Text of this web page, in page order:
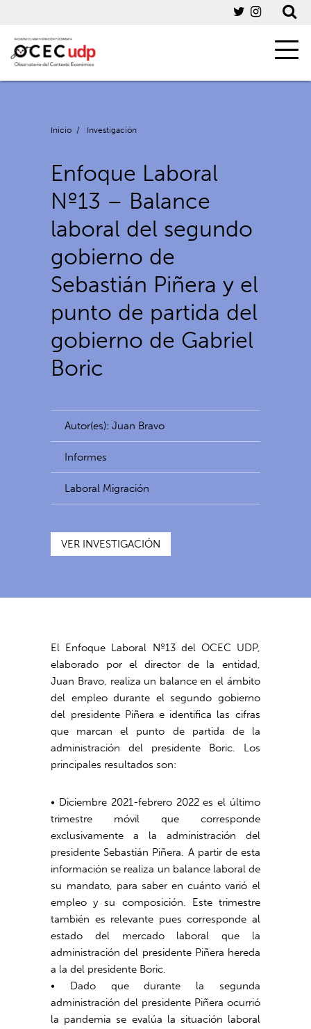
Inicio / Investigación
Enfoque Laboral
Nº13 – Balance
laboral del segundo
gobierno de
Sebastián Piñera y el
punto de partida del
gobierno de Gabriel
Boric
Autor(es): Juan Bravo
Informes
Laboral Migración
VER INVESTIGACIÓN
El Enfoque Laboral Nº13 del OCEC UDP,
elaborado por el director de la entidad,
Juan Bravo, realiza un balance en el ámbito
del empleo durante el segundo gobierno
del presidente Piñera e identifica las cifras
que marcan el punto de partida de la
administración del presidente Boric. Los
principales resultados son:
• Diciembre 2021-febrero 2022 es el último
trimestre móvil que corresponde
exclusivamente a la administración del
presidente Sebastián Piñera. A partir de esta
información se realiza un balance laboral de
su mandato, para saber en cuánto varió el
empleo y su composición. Este trimestre
también es relevante pues corresponde al
estado del mercado laboral que la
administración del presidente Piñera hereda
a la del presidente Boric.
• Dado que durante la segunda
administración del presidente Piñera ocurrió
la pandemia se evalúa la situación laboral